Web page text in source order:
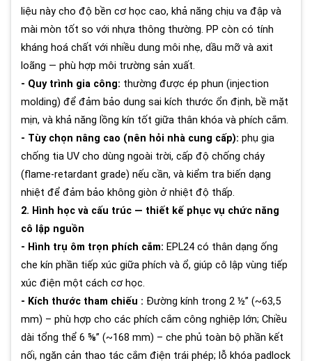
liệu này cho độ bền cơ học cao, khả năng chịu va đập và
mài mòn tốt so với nhựa thông thường. PP còn có tính
kháng hoá chất với nhiều dung môi nhẹ, dầu mỡ và axit
loãng — phù hợp môi trường sản xuất.
- Quy trình gia công: thường được ép phun (injection
molding) để đảm bảo dung sai kích thước ổn định, bề mặt
mịn, và khả năng lồng kín tốt giữa thân khóa và phích cắm.
- Tùy chọn nâng cao (nên hỏi nhà cung cấp): phụ gia
chống tia UV cho dùng ngoài trời, cấp độ chống cháy
(flame-retardant grade) nếu cần, và kiểm tra biến dạng
nhiệt để đảm bảo không giòn ở nhiệt độ thấp.
2. Hình học và cấu trúc — thiết kế phục vụ chức năng
cô lập nguồn
- Hình trụ ôm trọn phích cắm: EPL24 có thân dạng ống
che kín phần tiếp xúc giữa phích và ổ, giúp cô lập vùng tiếp
xúc điện một cách cơ học.
- Kích thước tham chiếu : Đường kính trong 2 ½” (~63,5
mm) – phù hợp cho các phích cắm công nghiệp lớn; Chiều
dài tổng thể 6 ⅝” (~168 mm) – che phủ toàn bộ phần kết
nối, ngăn cản thao tác cắm điện trái phép; lỗ khóa padlock